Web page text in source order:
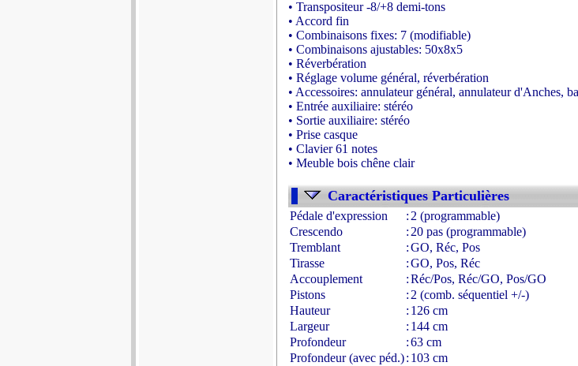
• Transpositeur -8/+8 demi-tons
• Accord fin
• Combinaisons fixes: 7 (modifiable)
• Combinaisons ajustables: 50x8x5
• Réverbération
• Réglage volume général, réverbération
• Accessoires: annulateur général, annulateur d'Anches,
• Entrée auxiliaire: stéréo
• Sortie auxiliaire: stéréo
• Prise casque
• Clavier 61 notes
• Meuble bois chêne clair
Caractéristiques Particulières
Pédale d'expression : 2 (programmable)
Crescendo
: 20 pas (programmable)
Tremblant
:GO, Réc, Pos
Tirasse
:GO, Pos, Réc
Accouplement
:Réc/Pos, Réc/GO, Pos/GO
Pistons
: 2 (comb. séquentiel +/-)
Hauteur
: 126 cm
Largeur
: 144 cm
Profondeur
:63 cm
Profondeur (avec péd.): 103 cm